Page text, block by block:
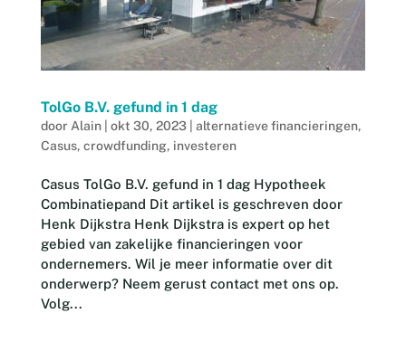
TolGo B.V. gefund in 1 dag
door Alain| okt 30, 2023| alternatieve financieringen,
Casus, crowdfunding, investeren
Casus TolGo B.V. gefund in 1 dag Hypotheek
Combinatiepand Dit artikel is geschreven door
Henk Dijkstra Henk Dijkstra is expert op het
gebied van zakelijke financieringen voor
ondernemers. Wil je meer informatie over dit
onderwerp? Neem gerust contact met ons op.
Volg...